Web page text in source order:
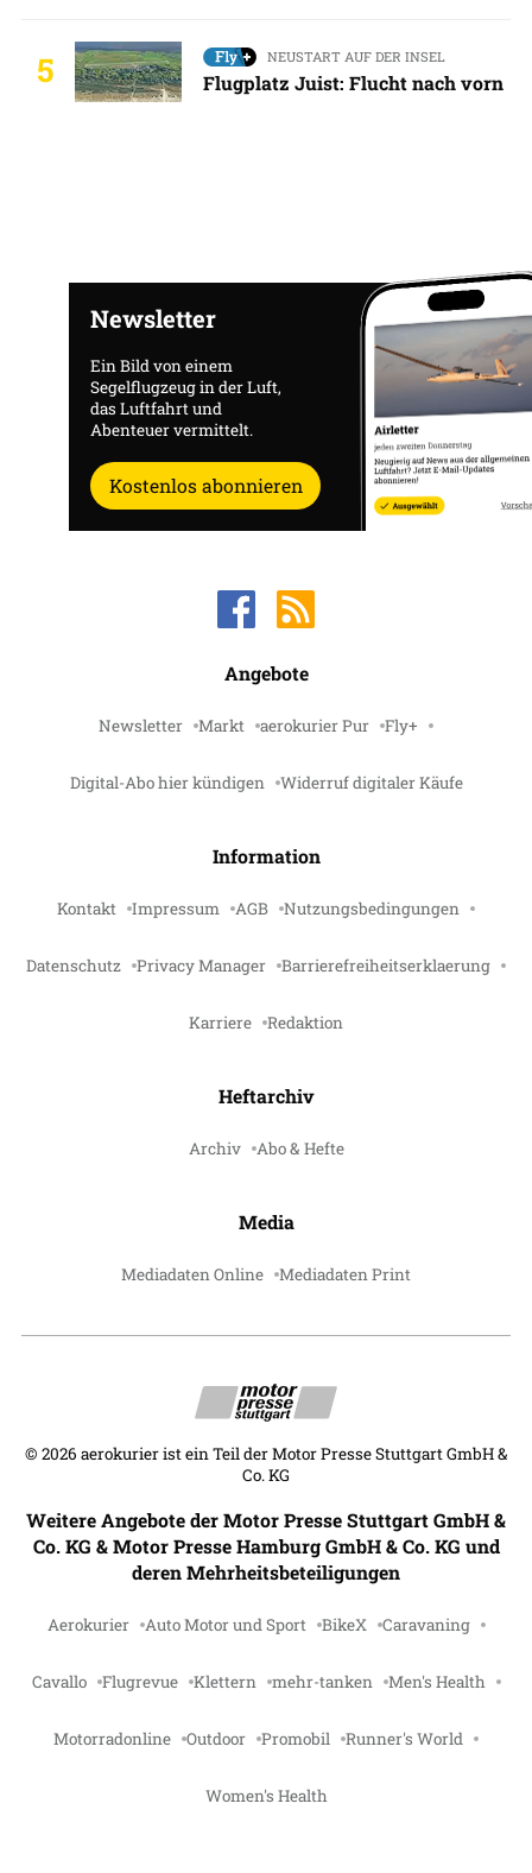
5 NEUSTART AUF DER INSEL
Flugplatz Juist: Flucht nach vorn
Newsletter
Ein Bild von einem
Segelflugzeug in der Luft,
das Luftfahrt und
Abenteuer vermittelt.
Kostenlos abonnieren
Angebote
Newsletter Markt aerokurier Pur Fly+
Digital-Abo hier kündigen Widerruf digitaler Käufe
Information
Kontakt Impressum AGB Nutzungsbedingungen
Datenschutz Privacy Manager Barrierefreiheitserklaerung
Karriere Redaktion
Heftarchiv
Archiv Abo & Hefte
Media
Mediadaten Online Mediadaten Print
© 2026 aerokurier ist ein Teil der Motor Presse Stuttgart GmbH &
Co. KG
Weitere Angebote der Motor Presse Stuttgart GmbH &
Co. KG & Motor Presse Hamburg GmbH & Co. KG und
deren Mehrheitsbeteiligungen
Aerokurier Auto Motor und Sport BikeX Caravaning
Cavallo Flugrevue Klettern mehr-tanken Men's Health
Motorradonline Outdoor Promobil Runner's World
Women's Health